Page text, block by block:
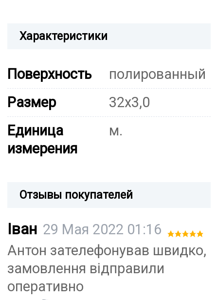
Характеристики
Поверхность
полированный
Размер
32х3,0
Единица
измерения
м.
Отзывы покупателей
Іван 29 Мая 2022 01:16
Антон зателефонував швидко,
замовлення відправили
оперативно